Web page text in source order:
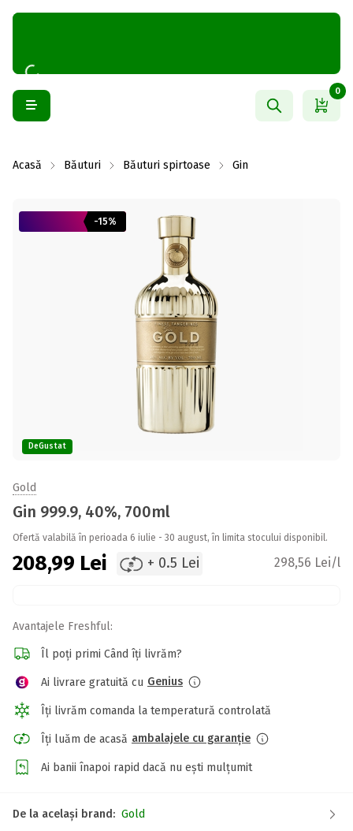
0
Acasă Băuturi Băuturi spirtoase Gin
-15%
DeGustat
Gold
Gin 999.9, 40%, 700ml
Ofertă valabilă în perioada 6 iulie - 30 august, în limita stocului disponibil.
208,99 Lei + 0.5 Lei 298,56 Lei/l
Avantajele Freshful:
Îl poți primi Când îți livrăm?
Ai livrare gratuită cu Genius
Îți livrăm comanda la temperatură controlată
Îți luăm de acasă ambalajele cu garanție
Ai banii înapoi rapid dacă nu ești mulțumit
De la același brand: Gold